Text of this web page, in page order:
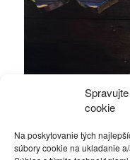
cookie
Na poskytovanie tých
súbory cookie na ukladanie